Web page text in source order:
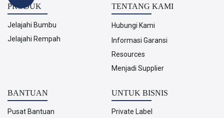
PRODUK
Jelajahi Bumbu
Jelajahi Rempah
TENTANG KAMI
Hubungi Kami
Informasi Garansi
Resources
Menjadi Supplier
BANTUAN
Pusat Bantuan
UNTUK BISNIS
Private Label